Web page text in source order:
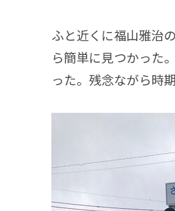
ふと近くに福山雅治
ら簡単に見つかった
った。残念ながら時